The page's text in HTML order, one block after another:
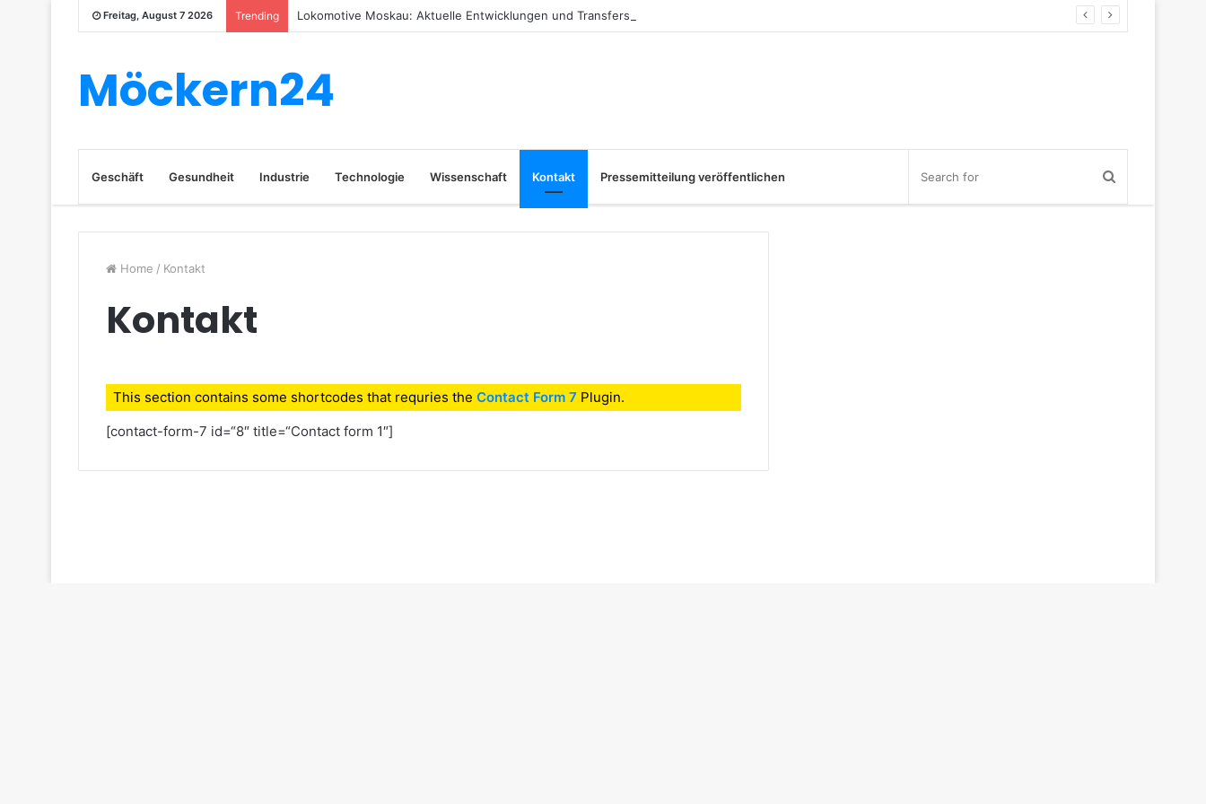
Freitag, August 7 2026 Trending Lokomotive Moskau: Aktuelle Entwicklungen und Transfers
Möckern24
Geschäft Gesundheit Industrie Technologie Wissenschaft Kontakt Pressemitteilung veröffentlichen
Home / Kontakt
Kontakt
This section contains some shortcodes that requries the Contact Form 7 Plugin.
[contact-form-7 id=“8″ title=“Contact form 1″]